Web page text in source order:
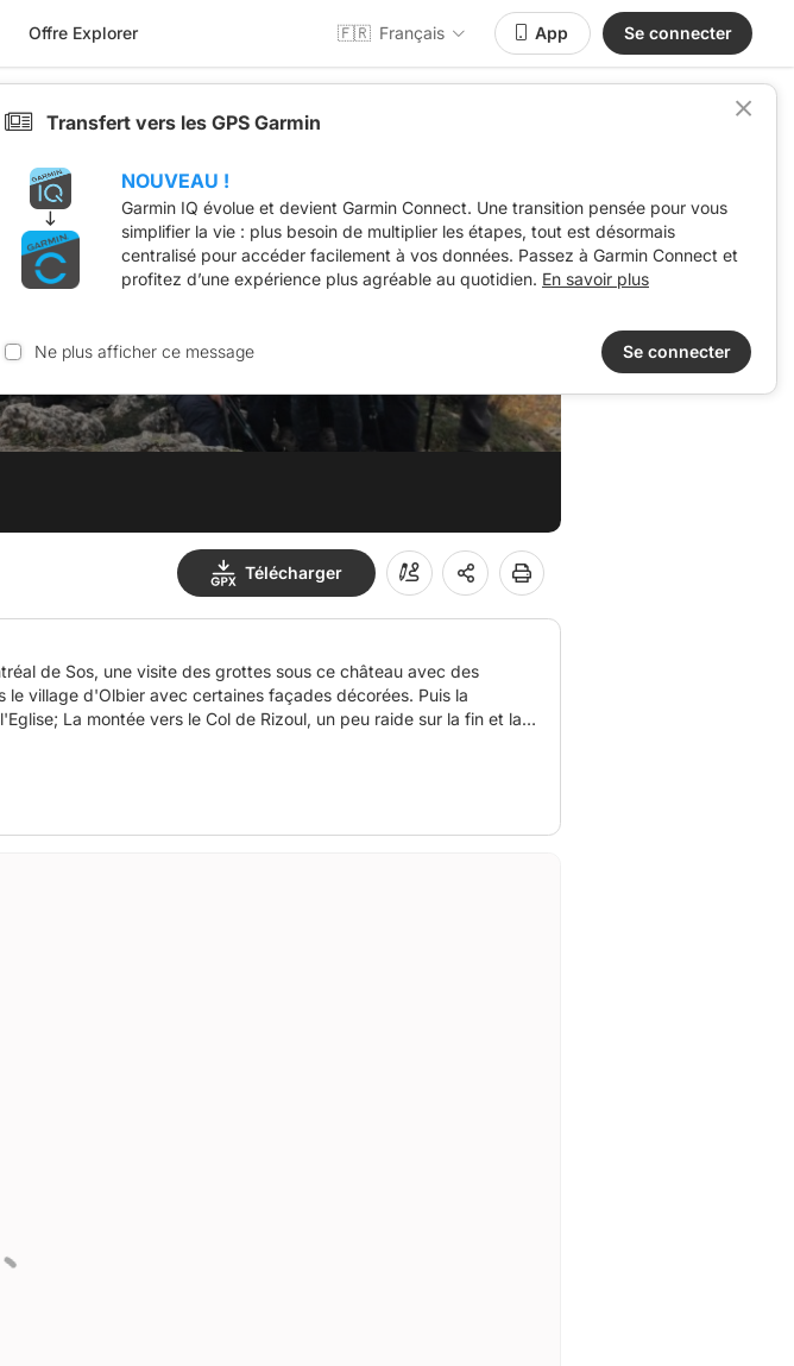
Offre Explorer 🇫🇷 Français App Se connecter
Télécharger
de Sos, une visite des grottes sous ce château avec des
village d'Olbier avec certaines façades décorées. Puis la
La montée vers le Col de Rizoul, un peu raide sur la fin et la
Transfert vers les GPS Garmin
NOUVEAU !
Garmin IQ évolue et devient Garmin Connect. Une transition pensée pour vous
simplifier la vie : plus besoin de multiplier les étapes, tout est désormais
centralisé pour accéder facilement à vos données. Passez à Garmin Connect et
profitez d’une expérience plus agréable au quotidien. En savoir plus
Ne plus afficher ce message Se connecter